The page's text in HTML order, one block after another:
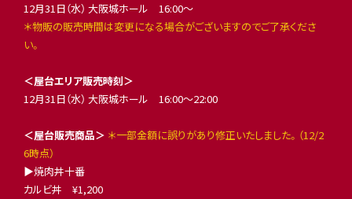
12月31日（水） 大阪城ホール 16:00〜
＊物販の販売時間は変更になる場合がございますのでご了承くださ
い。
＜屋台エリア販売時刻＞
12月31日（水） 大阪城ホール 16:00〜22:00
＜屋台販売商品＞ ＊一部金額に誤りがあり修正いたしました。（12/2
6時点）
▶︎焼肉丼十番
カルビ丼 ¥1,200